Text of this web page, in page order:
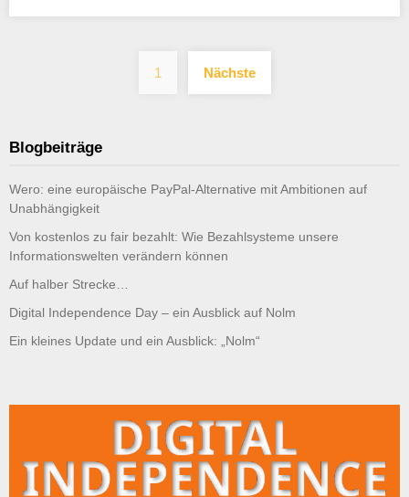
1 Nächste
Blogbeiträge
Wero: eine europäische PayPal-Alternative mit Ambitionen auf
Unabhängigkeit
Von kostenlos zu fair bezahlt: Wie Bezahlsysteme unsere
Informationswelten verändern können
Auf halber Strecke…
Digital Independence Day – ein Ausblick auf Nolm
Ein kleines Update und ein Ausblick: „Nolm“